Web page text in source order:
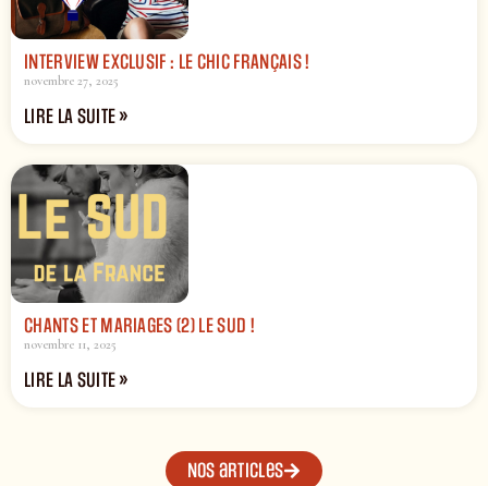
INTERVIEW EXCLUSIF : LE CHIC FRANÇAIS !
novembre 27, 2025
LIRE LA SUITE »
CHANTS ET MARIAGES (2) LE SUD !
novembre 11, 2025
LIRE LA SUITE »
Nos articles